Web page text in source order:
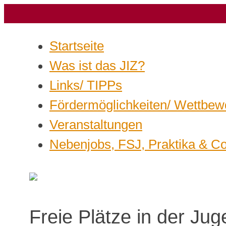
Startseite
Was ist das JIZ?
Links/ TIPPs
Fördermöglichkeiten/
Veranstaltungen
Nebenjobs, FSJ, Praktika &
Freie Plätze in der